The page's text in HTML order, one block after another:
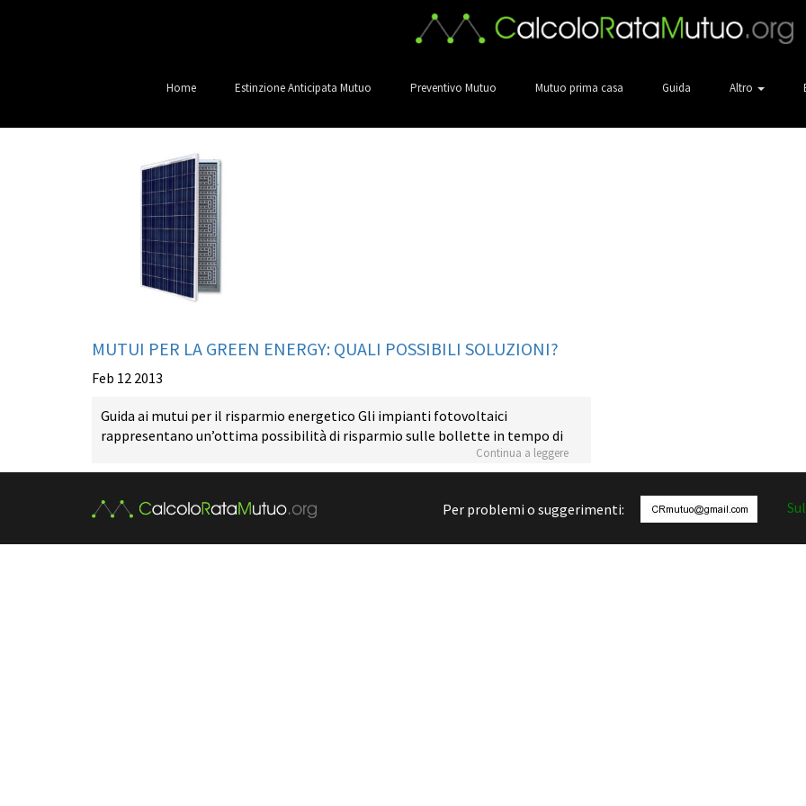
Home Estinzione Anticipata Mutuo Preventivo Mutuo Mutuo prima casa Guida Altro
MUTUI PER LA GREEN ENERGY: QUALI POSSIBILI SOLUZIONI?
Feb 12 2013
Guida ai mutui per il risparmio energetico Gli impianti fotovoltaici
rappresentano un’ottima possibilità di risparmio sulle bollette in tempo di
Continua a leggere
Per problemi o suggerimenti: